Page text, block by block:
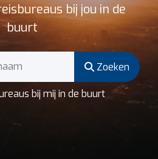
bij jou in de
buurt
Zoeken
bij mij in de buurt